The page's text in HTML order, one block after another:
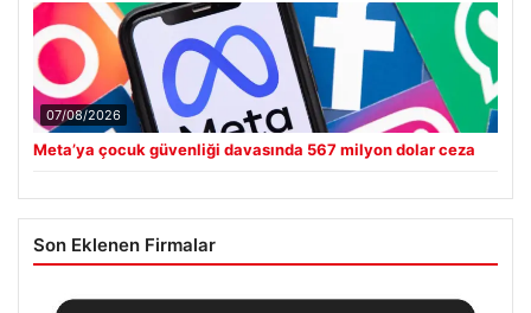
07/08/2026
Meta’ya çocuk güvenliği davasında 567 milyon dolar ceza
Son Eklenen Firmalar